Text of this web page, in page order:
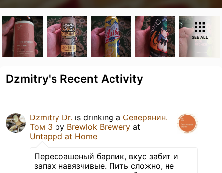
SEE ALL
Dzmitry's Recent Activity
Dzmitry Dr. is drinking a Северянин.
Том 3 by Brewlok Brewery at
Untappd at Home
Пересоашеный барлик, вкус забит и
запах навязчивые. Пить сложно, не